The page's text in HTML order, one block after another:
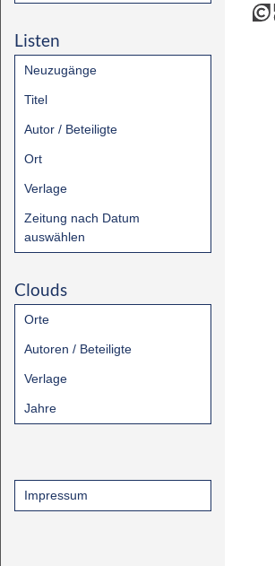
Listen
Neuzugänge
Titel
Autor / Beteiligte
Ort
Verlage
Zeitung nach Datum
auswählen
Clouds
Orte
Autoren / Beteiligte
Verlage
Jahre
Impressum